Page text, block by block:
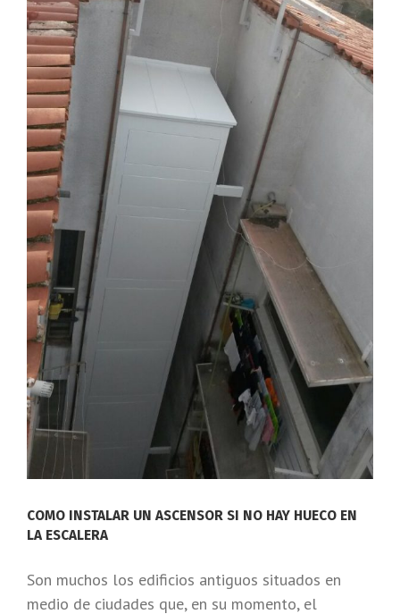
COMO INSTALAR UN ASCENSOR SI NO HAY HUECO EN
LA ESCALERA
Son muchos los edificios antiguos situados en
medio de ciudades que, en su momento, el